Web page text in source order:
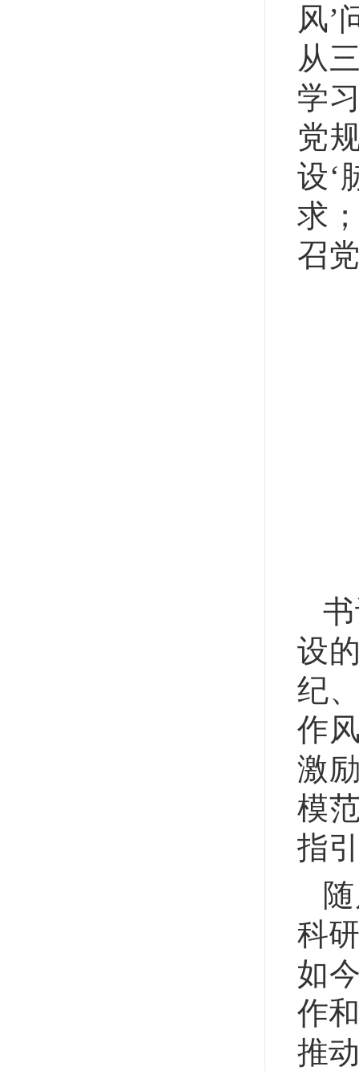
风’
从
学
党
设‘
求
召
设
纪
作
激
模
指
科
如
作
推